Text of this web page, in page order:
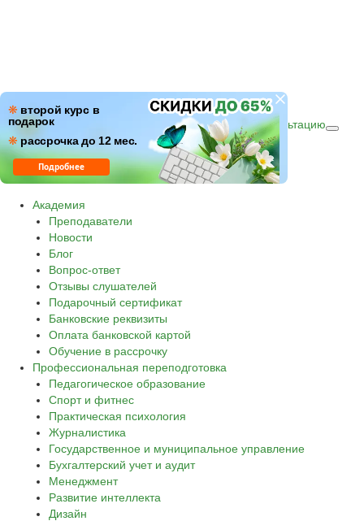
❋ второй курс в
подарок
❋ рассрочка до 12 мес.
Подробнее 8 800 500-30-45
ПН–ПТ: c 09:00 до 18:00
СБ–ВС: с 10:00 до 16:00 по (МСК)
Звонок по России бесплатный.
Получить консультацию
Академия
Преподаватели
Новости
Блог
Вопрос-ответ
Отзывы слушателей
Подарочный сертификат
Банковские реквизиты
Оплата банковской картой
Обучение в рассрочку
Профессиональная переподготовка
Педагогическое образование
Спорт и фитнес
Практическая психология
Журналистика
Государственное и муниципальное управление
Бухгалтерский учет и аудит
Менеджмент
Развитие интеллекта
Дизайн